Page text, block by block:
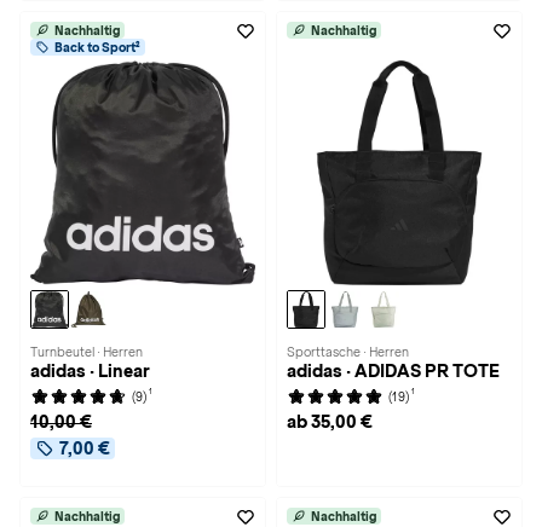
Nachhaltig
Back to Sport²
Turnbeutel · Herren
adidas · Linear
(9) 1
10,00 €
7,00 €
Nachhaltig
Sporttasche · Herren
adidas · ADIDAS PR TOTE
(19) 1
ab 35,00 €
Nachhaltig Nachhaltig